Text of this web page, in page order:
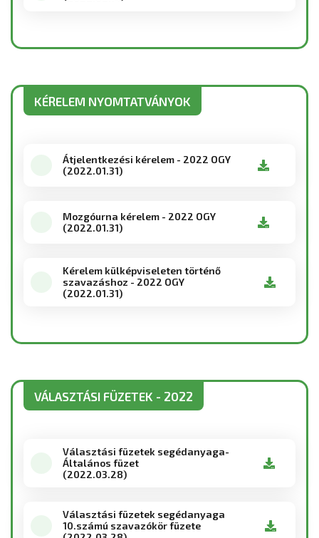
KÉRELEM NYOMTATVÁNYOK
Átjelentkezési kérelem - 2022 OGY
(2022.01.31)
Mozgóurna kérelem - 2022 OGY
(2022.01.31)
Kérelem külképviseleten történő
szavazáshoz - 2022 OGY
(2022.01.31)
VÁLASZTÁSI FÜZETEK - 2022
Választási füzetek segédanyaga-
Általános füzet
(2022.03.28)
Választási füzetek segédanyaga
10.számú szavazókör füzete